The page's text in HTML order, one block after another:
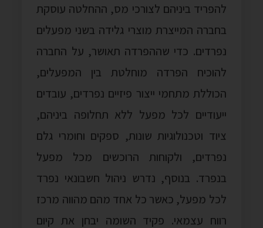
להפריד ביניהם לצורכי מס, ההחלטה עוסקת
בחברה המייצרת מוצרי גלידה בשני מפעלים
נפרדים. כדי שההפרדה תאושר, על החברה
להוכיח הפרדה מוחלטת בין המפעלים,
הכוללת מתחמי ייצור פיזיים נפרדים, עובדים
ייעודיים לכל מפעל ללא תחלופה ביניהם,
ציוד וטכנולוגיות שונות, ספקים וחומרי גלם
נפרדים, ולקוחות הרוכשים מכל מפעל
בנפרד. בנוסף, נדרש ניהול חשבונאי נפרד
לכל מפעל, כאשר כל אחד מהם מהווה מרכז
רווח עצמאי. פקיד השומה יבחן את קיום